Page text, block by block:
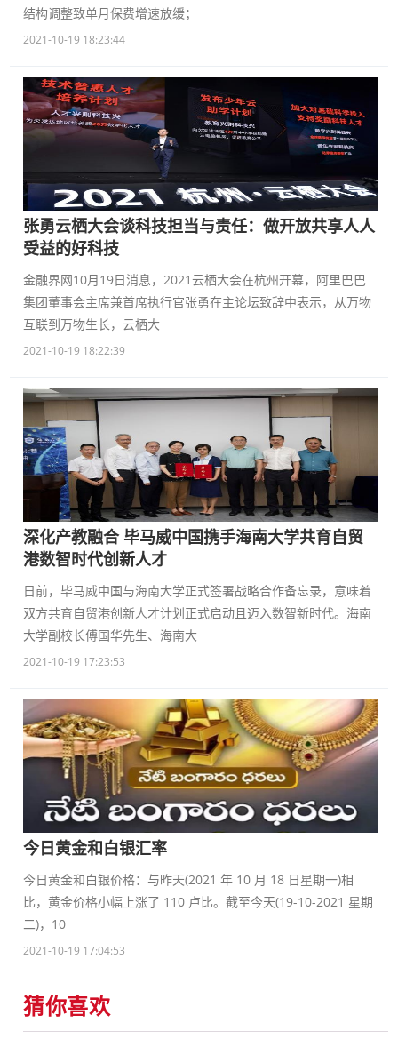
结构调整致单月保费增速放缓；
2021-10-19 18:23:44
张勇云栖大会谈科技担当与责任：做开放共享人人
受益的好科技
金融界网10月19日消息，2021云栖大会在杭州开幕，阿里巴巴
集团董事会主席兼首席执行官张勇在主论坛致辞中表示，从万物
互联到万物生长，云栖大
2021-10-19 18:22:39
深化产教融合 毕马威中国携手海南大学共育自贸
港数智时代创新人才
日前，毕马威中国与海南大学正式签署战略合作备忘录，意味着
双方共育自贸港创新人才计划正式启动且迈入数智新时代。海南
大学副校长傅国华先生、海南大
2021-10-19 17:23:53
今日黄金和白银汇率
今日黄金和白银价格：与昨天(2021 年 10 月 18 日星期一)相
比，黄金价格小幅上涨了 110 卢比。截至今天(19-10-2021 星期
二)，10
2021-10-19 17:04:53
猜你喜欢